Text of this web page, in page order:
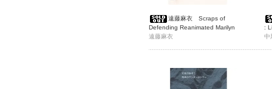
遠藤麻衣 Scraps of
Defending Reanimated Marilyn
遠藤麻衣
:
記
中